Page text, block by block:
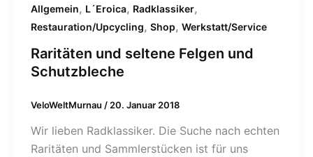
Allgemein, L´Eroica, Radklassiker,
Restauration/Upcycling, Shop, Werkstatt/Service
Raritäten und seltene Felgen und
Schutzbleche
VeloWeltMurnau / 20. Januar 2018
Wir lieben Radklassiker. Die Suche nach echten
Raritäten und Sammlerstücken ist für uns